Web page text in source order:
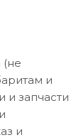
(не
и
и запчасти
и